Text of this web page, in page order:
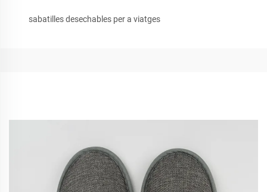
sabatilles desechables per a viatges